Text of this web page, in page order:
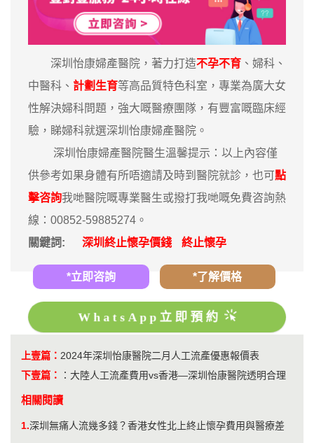
深圳怡康婦產醫院，著力打造不孕不育 、婦科、
中醫科、 計劃生育等高品質特色科室，專業為廣大女
性解決婦科問題，強大嘅醫療團隊，有豐富嘅臨床經
驗，睇婦科就選深圳怡康婦產醫院。
深圳怡康婦產醫院醫生溫馨提示：以上內容僅
供參考如果身體有所唔適請及時到醫院就診，也可 點
擊咨詢我哋醫院嘅專業醫生或撥打我哋嘅免費咨詢熱
線：00852-59885274。
關鍵詞:
深圳終止懷孕價錢 終止懷孕
*立即咨詢 *了解價格
WhatsApp立即預約
上壹篇： 2024年深圳怡康醫院二月人工流產優惠報價表
下壹篇：
： 大陸人工流產費用vs香港—深圳怡康醫院透明合理
相關閱讀
1.深圳無痛人流幾多錢？香港女性北上終止懷孕費用與醫療差